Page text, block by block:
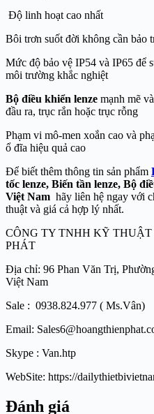
Độ linh hoạt cao nhất
Bôi trơn suốt đời không cần bảo
Mức độ bảo vệ IP54 và IP65 để
môi trường khắc nghiệt
Bộ điều khiển lenze mạnh mẽ và
đầu ra, trục rắn hoặc trục rỗng
Phạm vi mô-men xoắn cao và
ổ đĩa hiệu quả cao
Để biết thêm thông tin sản phẩm
tốc lenze, Biến tần lenze, Bộ
Việt Nam hãy liên hệ ngay với
thuật và giá cả hợp lý nhất.
CÔNG TY TNHH KỸ
PHÁT
Địa chỉ: 96 Phan Văn Trị,
Việt Nam
Sale : 0938.824.977 ( Ms.Vân)
Email:
Skype : Van.htp
WebSite: https://
Đánh giá